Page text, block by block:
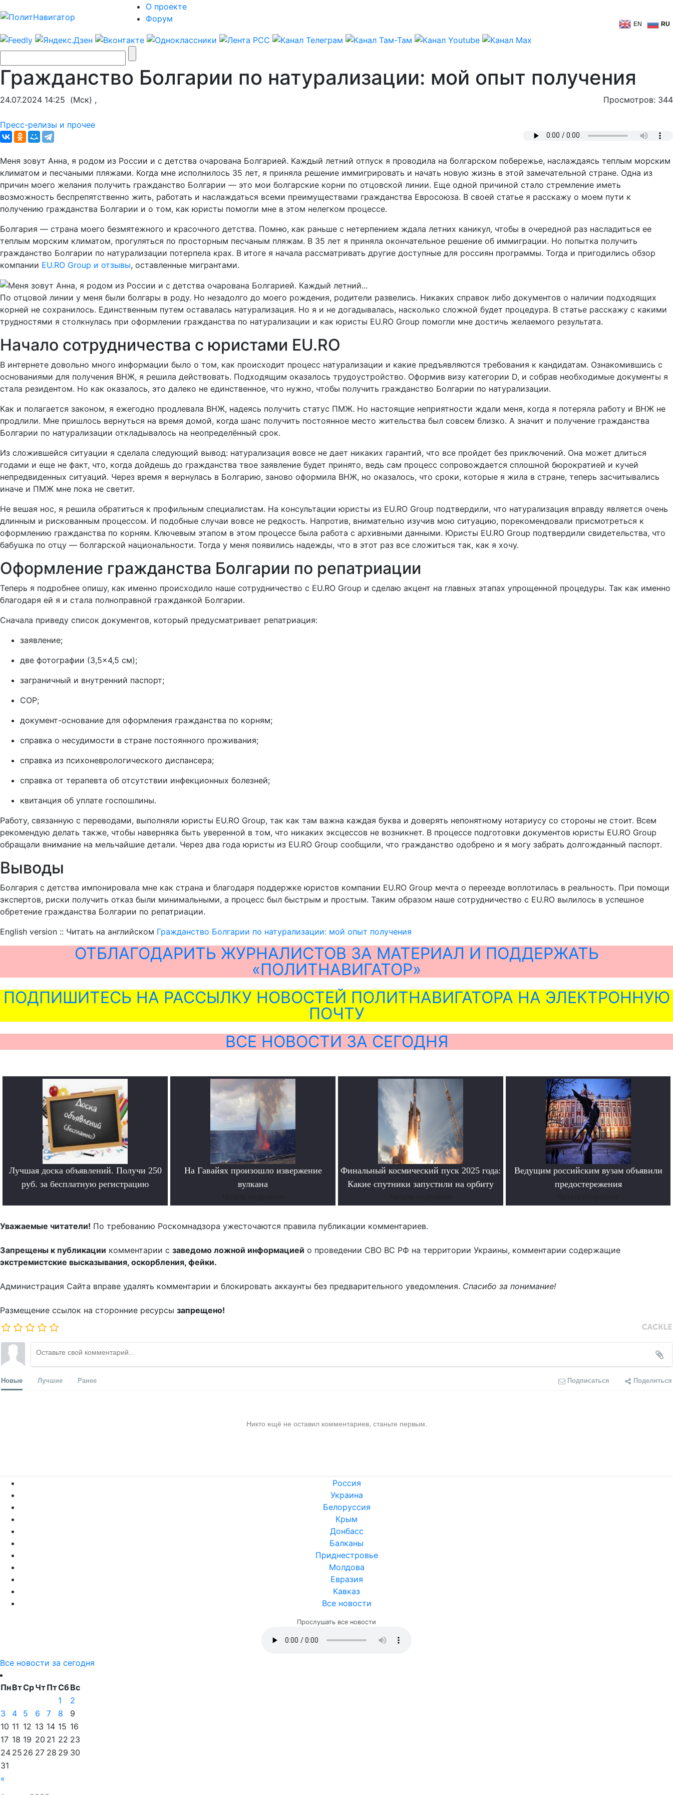
О проекте
Форум
EN RU
Гражданство Болгарии по натурализации: мой опыт получения
24.07.2024 14:25 (Мск) , Просмотров: 344
Пресс-релизы и прочее
Меня зовут Анна, я родом из России и с детства очарована Болгарией. Каждый летний отпуск я проводила на болгарском побережье, наслаждаясь теплым морским
климатом и песчаными пляжами. Когда мне исполнилось 35 лет, я приняла решение иммигрировать и начать новую жизнь в этой замечательной стране. Одна из
причин моего желания получить гражданство Болгарии — это мои болгарские корни по отцовской линии. Еще одной причиной стало стремление иметь
возможность беспрепятственно жить, работать и наслаждаться всеми преимуществами гражданства Евросоюза. В своей статье я расскажу о моем пути к
получению гражданства Болгарии и о том, как юристы помогли мне в этом нелегком процессе.
Болгария — страна моего безмятежного и красочного детства. Помню, как раньше с нетерпением ждала летних каникул, чтобы в очередной раз насладиться ее
теплым морским климатом, прогуляться по просторным песчаным пляжам. В 35 лет я приняла окончательное решение об иммиграции. Но попытка получить
гражданство Болгарии по натурализации потерпела крах. В итоге я начала рассматривать другие доступные для россиян программы. Тогда и пригодились обзор
компании EU.RO Group и отзывы, оставленные мигрантами.
По отцовой линии у меня были болгары в роду. Но незадолго до моего рождения, родители развелись. Никаких справок либо документов о наличии подходящих
корней не сохранилось. Единственным путем оставалась натурализация. Но я и не догадывалась, насколько сложной будет процедура. В статье расскажу с какими
трудностями я столкнулась при оформлении гражданства по натурализации и как юристы EU.RO Group помогли мне достичь желаемого результата.
Начало сотрудничества с юристами EU.RO
В интернете довольно много информации было о том, как происходит процесс натурализации и какие предъявляются требования к кандидатам. Ознакомившись с
основаниями для получения ВНЖ, я решила действовать. Подходящим оказалось трудоустройство. Оформив визу категории D, и собрав необходимые документы я
стала резидентом. Но как оказалось, это далеко не единственное, что нужно, чтобы получить гражданство Болгарии по натурализации.
Как и полагается законом, я ежегодно продлевала ВНЖ, надеясь получить статус ПМЖ. Но настоящие неприятности ждали меня, когда я потеряла работу и ВНЖ не
продлили. Мне пришлось вернуться на время домой, когда шанс получить постоянное место жительства был совсем близко. А значит и получение гражданства
Болгарии по натурализации откладывалось на неопределённый срок.
Из сложившейся ситуации я сделала следующий вывод: натурализация вовсе не дает никаких гарантий, что все пройдет без приключений. Она может длиться
годами и еще не факт, что, когда дойдешь до гражданства твое заявление будет принято, ведь сам процесс сопровождается сплошной бюрократией и кучей
непредвиденных ситуаций. Через время я вернулась в Болгарию, заново оформила ВНЖ, но оказалось, что сроки, которые я жила в стране, теперь засчитывались
иначе и ПМЖ мне пока не светит.
Не вешая нос, я решила обратиться к профильным специалистам. На консультации юристы из EU.RO Group подтвердили, что натурализация вправду является очень
длинным и рискованным процессом. И подобные случаи вовсе не редкость. Напротив, внимательно изучив мою ситуацию, порекомендовали присмотреться к
оформлению гражданства по корням. Ключевым этапом в этом процессе была работа с архивными данными. Юристы EU.RO Group подтвердили свидетельства, что
бабушка по отцу — болгарской национальности. Тогда у меня появились надежды, что в этот раз все сложиться так, как я хочу.
Оформление гражданства Болгарии по репатриации
Теперь я подробнее опишу, как именно происходило наше сотрудничество с EU.RO Group и сделаю акцент на главных этапах упрощенной процедуры. Так как именно
благодаря ей я и стала полноправной гражданкой Болгарии.
Сначала приведу список документов, который предусматривает репатриация:
заявление;
две фотографии (3,5×4,5 см);
заграничный и внутренний паспорт;
СОР;
документ-основание для оформления гражданства по корням;
справка о несудимости в стране постоянного проживания;
справка из психоневрологического диспансера;
справка от терапевта об отсутствии инфекционных болезней;
квитанция об уплате госпошлины.
Работу, связанную с переводами, выполняли юристы EU.RO Group, так как там важна каждая буква и доверять непонятному нотариусу со стороны не стоит. Всем
рекомендую делать также, чтобы наверняка быть уверенной в том, что никаких эксцессов не возникнет. В процессе подготовки документов юристы EU.RO Group
обращали внимание на мельчайшие детали. Через два года юристы из EU.RO Group сообщили, что гражданство одобрено и я могу забрать долгожданный паспорт.
Выводы
Болгария с детства импонировала мне как страна и благодаря поддержке юристов компании EU.RO Group мечта о переезде воплотилась в реальность. При помощи
экспертов, риски получить отказ были минимальными, а процесс был быстрым и простым. Таким образом наше сотрудничество с EU.RO вылилось в успешное
обретение гражданства Болгарии по репатриации.
English version :: Читать на английском Гражданство Болгарии по натурализации: мой опыт получения
ОТБЛАГОДАРИТЬ ЖУРНАЛИСТОВ ЗА МАТЕРИАЛ И ПОДДЕРЖАТЬ
«ПОЛИТНАВИГАТОР»
ПОДПИШИТЕСЬ НА РАССЫЛКУ НОВОСТЕЙ ПОЛИТНАВИГАТОРА НА ЭЛЕКТРОННУЮ
ПОЧТУ
ВСЕ НОВОСТИ ЗА СЕГОДНЯ
Лучшая доска объявлений. Получи 250
руб. за бесплатную регистрацию
На Гавайях произошло извержение
вулкана
Финальный космический пуск 2025 года:
Какие спутники запустили на орбиту
Ведущим российским вузам объявили
предостережения
Уважаемые читатели! По требованию Роскомнадзора ужесточаются правила публикации комментариев.
Запрещены к публикации комментарии с заведомо ложной информацией о проведении СВО ВС РФ на территории Украины, комментарии содержащие
экстремистские высказывания, оскорбления, фейки.
Администрация Сайта вправе удалять комментарии и блокировать аккаунты без предварительного уведомления. Спасибо за понимание!
Размещение ссылок на сторонние ресурсы запрещено!
Новые Лучшие Ранее Подписаться Поделиться
Никто ещё не оставил комментариев, станьте первым.
Россия
Украина
Белоруссия
Крым
Донбасс
Балканы
Приднестровье
Молдова
Евразия
Кавказ
Все новости
Прослушать все новости
Все новости за сегодня
ПнВтСрЧтПтСбВс
«
1
2
3
4 5 6 7 8
9
10 11 12 13 14 15 16
17 18 19 20 21 22 23
24 25 26 27 28 29 30
31